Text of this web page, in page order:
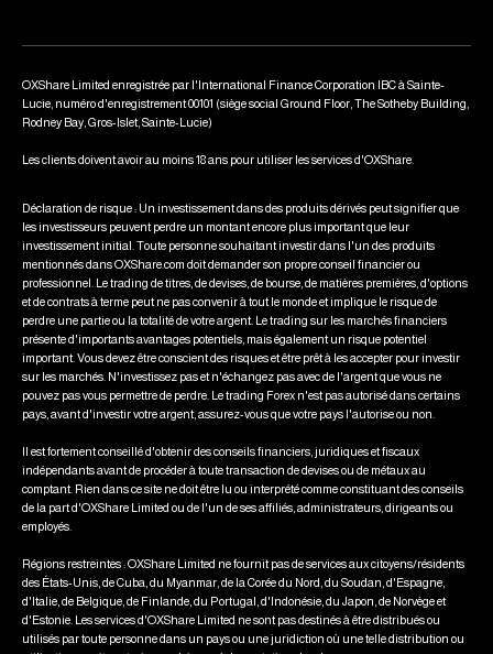
OXShare Limited enregistrée par l'International Finance Corporation IBC à Sainte-
Lucie, numéro d'enregistrement 00101 (siège social Ground Floor, The Sotheby Building,
Rodney Bay, Gros-Islet, Sainte-Lucie)
Les clients doivent avoir au moins 18 ans pour utiliser les services d'OXShare.
Déclaration de risque : Un investissement dans des produits dérivés peut signifier que
les investisseurs peuvent perdre un montant encore plus important que leur
investissement initial. Toute personne souhaitant investir dans l'un des produits
mentionnés dans OXShare.com doit demander son propre conseil financier ou
professionnel. Le trading de titres, de devises, de bourse, de matières premières, d'options
et de contrats à terme peut ne pas convenir à tout le monde et implique le risque de
perdre une partie ou la totalité de votre argent. Le trading sur les marchés financiers
présente d'importants avantages potentiels, mais également un risque potentiel
important. Vous devez être conscient des risques et être prêt à les accepter pour investir
sur les marchés. N'investissez pas et n'échangez pas avec de l'argent que vous ne
pouvez pas vous permettre de perdre. Le trading Forex n'est pas autorisé dans certains
pays, avant d'investir votre argent, assurez-vous que votre pays l'autorise ou non.
Il est fortement conseillé d'obtenir des conseils financiers, juridiques et fiscaux
indépendants avant de procéder à toute transaction de devises ou de métaux au
comptant. Rien dans ce site ne doit être lu ou interprété comme constituant des conseils
de la part d'OXShare Limited ou de l'un de ses affiliés, administrateurs, dirigeants ou
employés.
Régions restreintes : OXShare Limited ne fournit pas de services aux citoyens/résidents
des États-Unis, de Cuba, du Myanmar, de la Corée du Nord, du Soudan, d'Espagne,
d'Italie, de Belgique, de Finlande, du Portugal, d'Indonésie, du Japon, de Norvège et
d'Estonie. Les services d'OXShare Limited ne sont pas destinés à être distribués ou
utilisés par toute personne dans un pays ou une juridiction où une telle distribution ou